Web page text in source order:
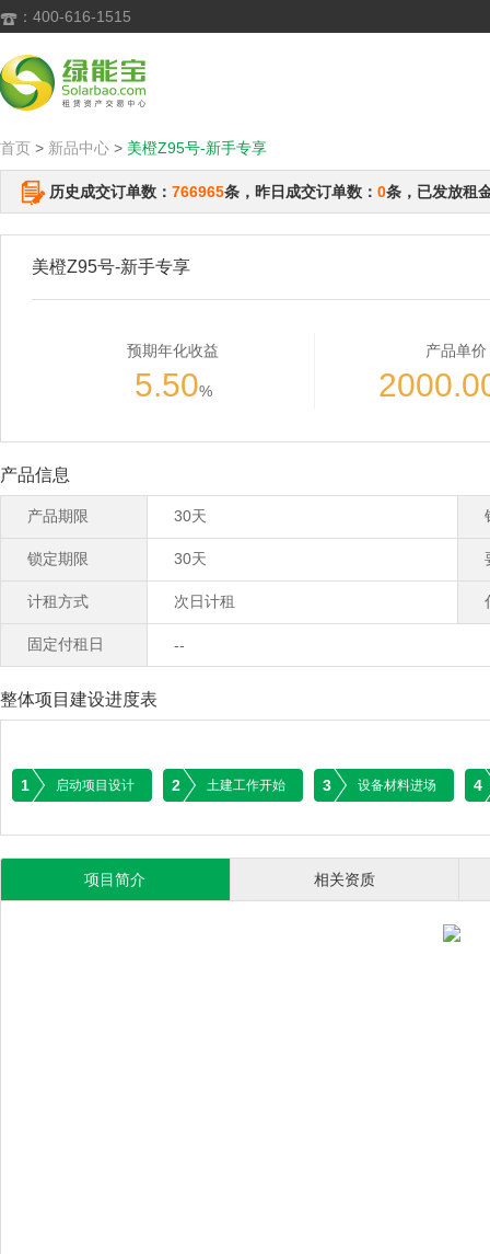
 ：400-616-1515
首页 > 新品中心 > 美橙Z95号-新手专享
历史成交订单数： 766965条，昨日成交订单数： 0条，已发放租
美橙Z95号-新手专享
预期年化收益
5.50%
产品单价
产品信息
产品期限 30天
锁定期限 30天
计租方式 次日计租
固定付租日 --
整体项目建设进度表
1 启动项目设计 2 土建工作开始 3 设备材料进场 4
项目简介 相关资质